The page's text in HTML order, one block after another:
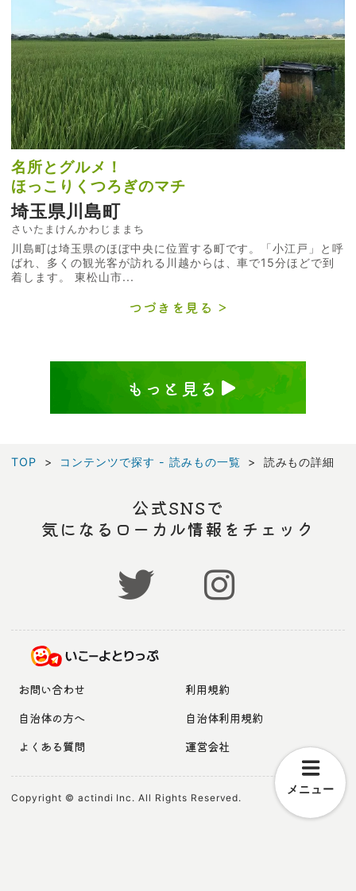
名所とグルメ！
ほっこりくつろぎのマチ
埼玉県川島町
さいたまけんかわじままち
川島町は埼玉県のほぼ中央に位置する町です。「小江戸」と呼
ばれ、多くの観光客が訪れる川越からは、車で15分ほどで到
着します。 東松山市...
つづきを見る
もっと見る
TOP コンテンツで探す - 読みもの一覧 読みもの詳細
メニュー
公式SNSで
気になるローカル情報をチェック
お問い合わせ
利用規約
自治体の方へ
自治体利用規約
よくある質問
運営会社
Copyright © actindi Inc. All Rights Reserved.